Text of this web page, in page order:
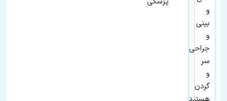
و
بینی
و
جراحی
سر
و
گردن